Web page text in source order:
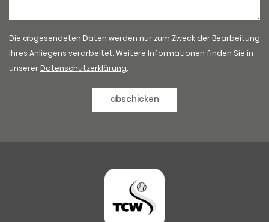
Die abgesendeten Daten werden nur zum Zweck der Bearbeitung
Ihres Anliegens verarbeitet. Weitere Informationen finden Sie in
unserer Datenschutzerklärung.
abschicken